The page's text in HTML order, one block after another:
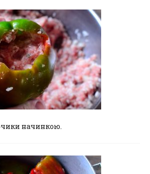
начинкою.